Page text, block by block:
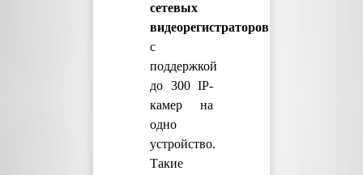
сетевых
видеорегистраторов
с
поддержкой
до 300 IP-
камер на
одно
устройство.
Такие